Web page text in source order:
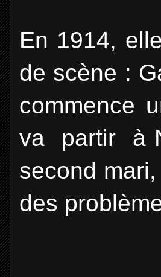
En 1914,
de scène :
commence
va partir à
second
des